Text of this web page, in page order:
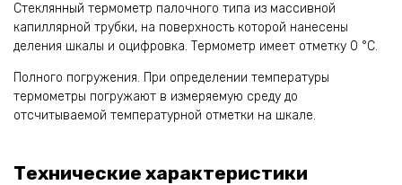
Стеклянный термометр палочного типа из массивной
капиллярной трубки, на поверхность которой нанесены
деления шкалы и оцифровка. Термометр имеет отметку 0 °С.
Полного погружения. При определении температуры
термометры погружают в измеряемую среду до
отсчитываемой температурной отметки на шкале.
Технические характеристики